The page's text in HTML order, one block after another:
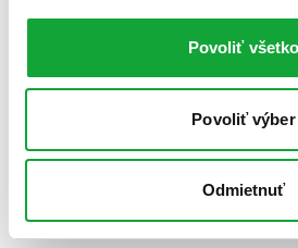
Povoliť všetko
Povoliť výber
Odmietnuť